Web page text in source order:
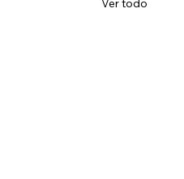
Ver todo